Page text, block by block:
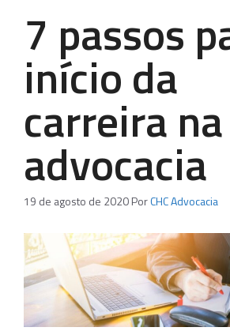
7 passos
início da
carreira na
advocacia
19 de agosto de 2020PorCHC Advocacia